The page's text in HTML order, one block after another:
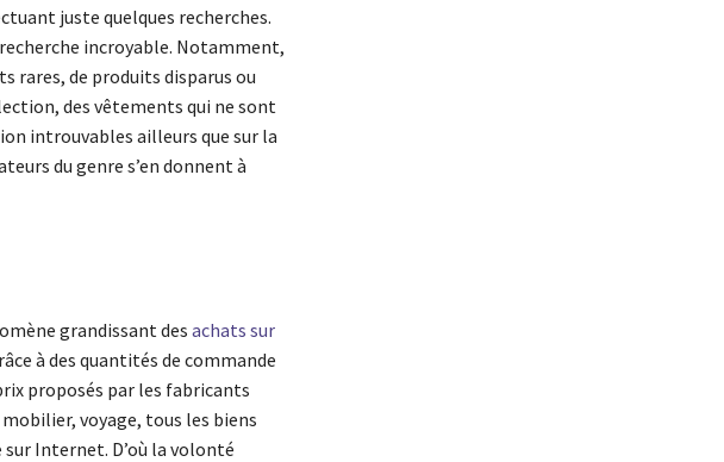
juste quelques recherches.
incroyable. Notamment,
rares, de produits disparus ou
des vêtements qui ne sont
introuvables ailleurs que sur la
du genre s’en donnent à
grandissant des achats sur
à des quantités de commande
proposés par les fabricants
voyage, tous les biens
Internet. D’où la volonté